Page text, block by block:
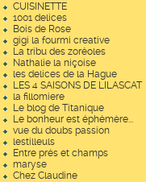
CUISINETTE
1001 delices
Bois de Rose
gigi la fourmi creative
La tribu des zoréoles
Nathalie la niçoise
les delices de la Hague
LES 4 SAISONS DE LILASCAT
la fillomiere
Le blog de Titanique
Le bonheur est éphémère...
vue du doubs passion
lestilleuls
Entre prés et champs
maryse
Chez Claudine